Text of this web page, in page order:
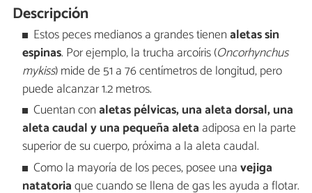
Descripción
Estos peces medianos a grandes tienenaletas sin
espinas. Por ejemplo, la trucha arcoíris (Oncorhynchus
mykiss) mide de 51 a 76 centímetros de longitud, pero
puede alcanzar 1.2 metros.
Cuentan conaletas pélvicas, una aleta dorsal, una
aleta caudal y una pequeña aleta adiposa en la parte
superior de su cuerpo, próxima a la aleta caudal.
Como la mayoría de los peces, posee unavejiga
natatoriaque cuando se llena de gas les ayuda a flotar.